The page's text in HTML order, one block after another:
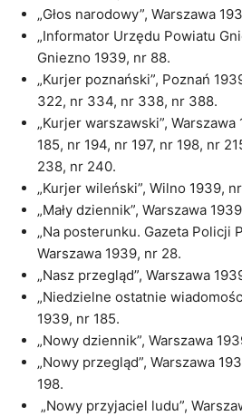
„Głos narodowy”, Warszawa
„Informator Urzędu Powiatu
Gniezno 1939, nr 88.
„Kurjer poznański”, Poznań
322, nr 334, nr 338, nr 388.
„Kurjer warszawski”,
185, nr 194, nr 197, nr 198, nr
238, nr 240.
„Kurjer wileński”, Wilno 1939,
„Mały dziennik”, Warszawa
„Na posterunku. Gazeta Policji
Warszawa 1939, nr 28.
„Nasz przegląd”, Warszawa
„Niedzielne ostatnie
1939, nr 185.
„Nowy dziennik”, Warszawa
„Nowy przegląd”, Warszawa
198.
„Nowy przyjaciel ludu”,